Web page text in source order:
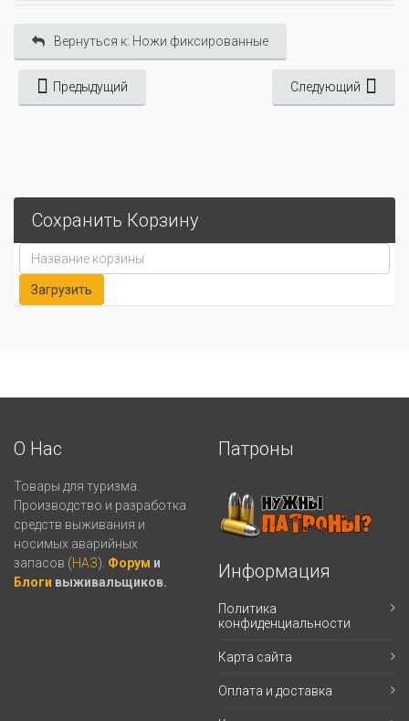
Вернуться к: Ножи фиксированные
Предыдущий Следующий
Сохранить Корзину
О Нас
Товары для туризма.
Производство и разработка
средств выживания и
носимых аварийных
запасов (НАЗ). Форум и
Блоги выживальщиков.
Патроны
Информация
Политика
конфиденциальности
Карта сайта
Оплата и доставка